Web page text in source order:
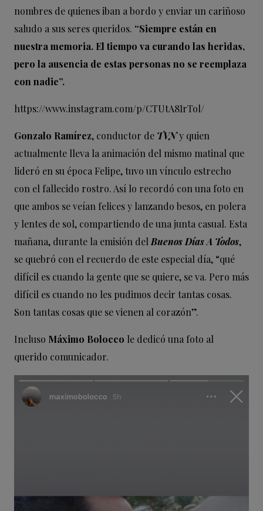
nombres de quienes iban a bordo y enviar un cariñoso
saludo a sus seres queridos. “Siempre están en
nuestra memoria. El tiempo va curando las heridas,
pero la ausencia de estas personas no se reemplaza
con nadie”.
https://www.instagram.com/p/CTUtA81rTol/
Gonzalo Ramírez, conductor de TVNy quien
actualmente lleva la animación del mismo matinal que
lideró en su época Felipe, tuvo un vínculo estrecho
con el fallecido rostro. Así lo recordó con una foto en
que ambos se veían felices y lanzando besos, en polera
y lentes de sol, compartiendo de una junta casual. Esta
mañana, durante la emisión del Buenos Días A Todos,
se quebró con el recuerdo de este especial día, “qué
difícil es cuando la gente que se quiere, se va. Pero más
difícil es cuando no les pudimos decir tantas cosas.
Son tantas cosas que se vienen al corazón”.
Incluso Máximo Bolocco le dedicó una foto al
querido comunicador.